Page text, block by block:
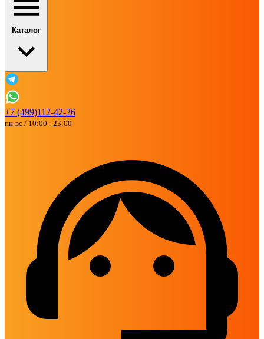
Каталог
+7 (499)112-42-26
пн-вс / 10:00 - 23:00